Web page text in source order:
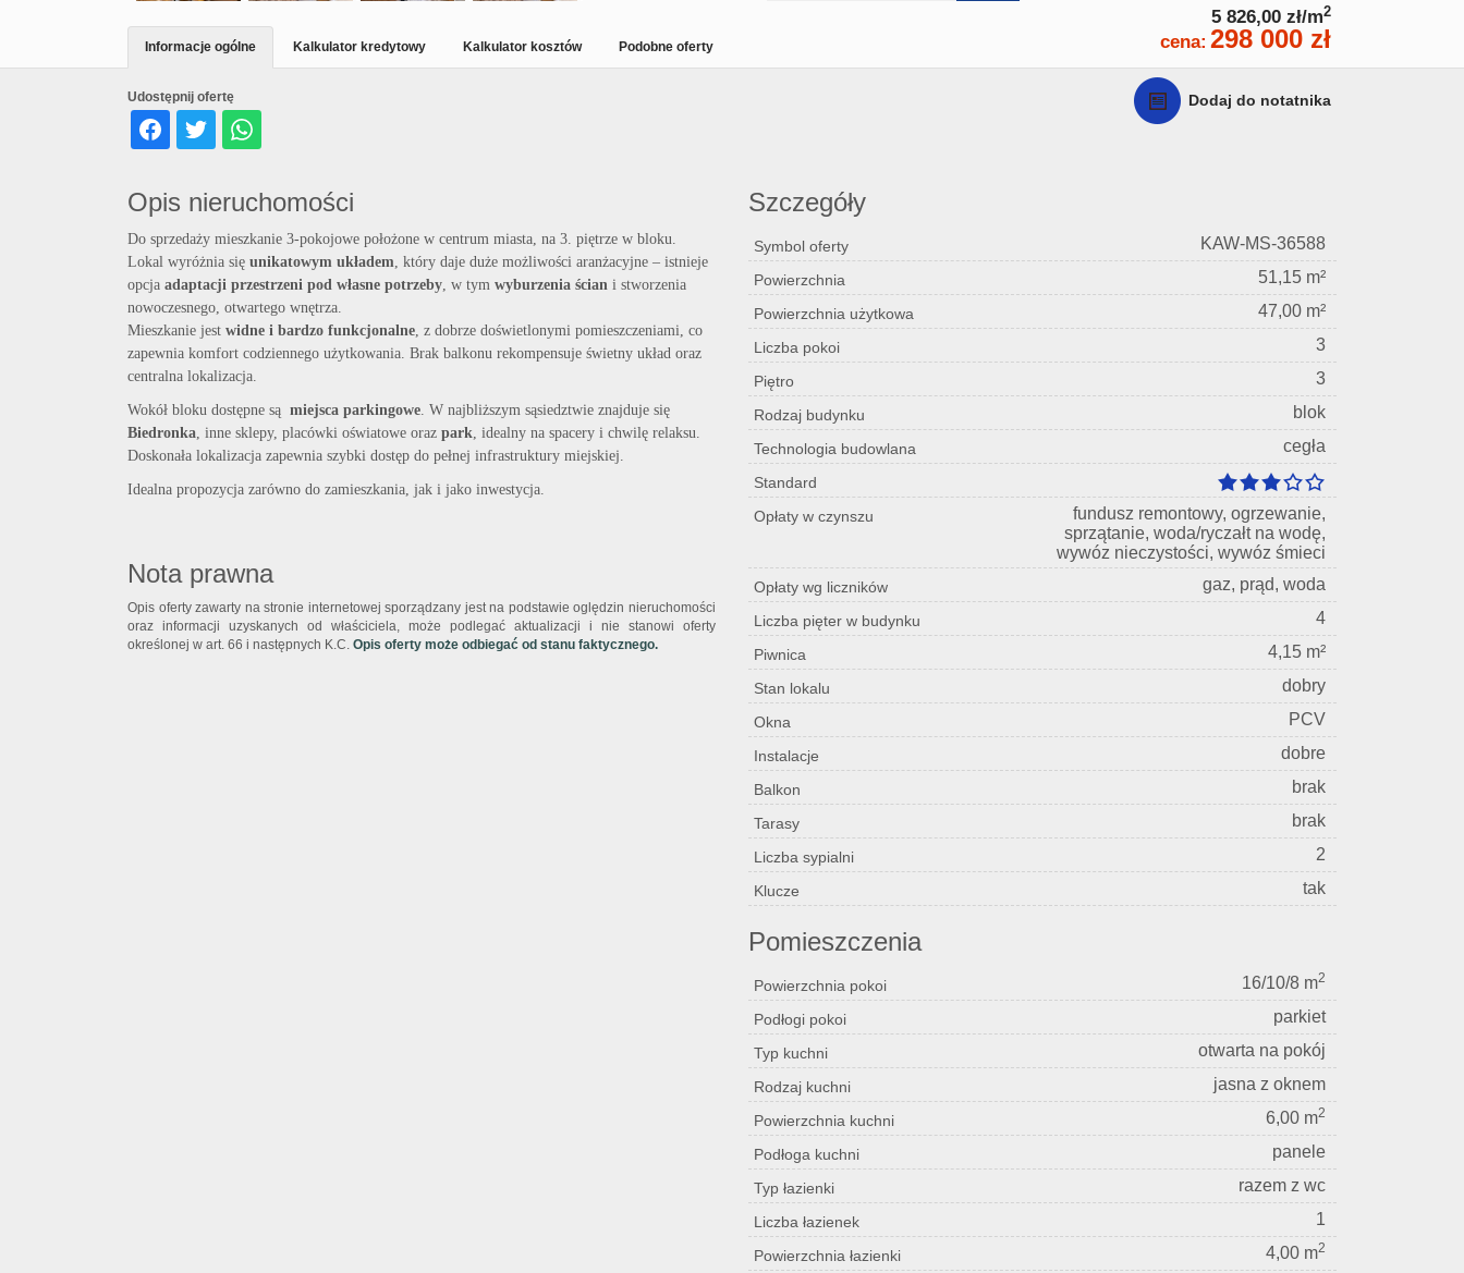
5 826,00 zł/m2
cena: 298 000 zł
Dodaj do notatnika
Udostępnij ofertę
Informacje ogólne Kalkulator kredytowy Kalkulator kosztów Podobne oferty
Opis nieruchomości
Do sprzedaży mieszkanie 3-pokojowe położone w centrum miasta, na 3. piętrze w bloku.
Lokal wyróżnia się unikatowym układem, który daje duże możliwości aranżacyjne – istnieje
opcja adaptacji przestrzeni pod własne potrzeby, w tym wyburzenia ścian i stworzenia
nowoczesnego, otwartego wnętrza.
Mieszkanie jest widne i bardzo funkcjonalne, z dobrze doświetlonymi pomieszczeniami, co
zapewnia komfort codziennego użytkowania. Brak balkonu rekompensuje świetny układ oraz
centralna lokalizacja.
Wokół bloku dostępne są miejsca parkingowe. W najbliższym sąsiedztwie znajduje się
Biedronka, inne sklepy, placówki oświatowe oraz park, idealny na spacery i chwilę relaksu.
Doskonała lokalizacja zapewnia szybki dostęp do pełnej infrastruktury miejskiej.
Idealna propozycja zarówno do zamieszkania, jak i jako inwestycja.
Nota prawna
Opis oferty zawarty na stronie internetowej sporządzany jest na podstawie oględzin nieruchomości
oraz informacji uzyskanych od właściciela, może podlegać aktualizacji i nie stanowi oferty
określonej w art. 66 i następnych K.C. Opis oferty może odbiegać od stanu faktycznego.
Szczegóły
Symbol oferty KAW-MS-36588
Powierzchnia 51,15 m²
Powierzchnia użytkowa 47,00 m²
Liczba pokoi 3
Piętro 3
Rodzaj budynku blok
Technologia budowlana cegła
Standard
Opłaty w czynszu
fundusz remontowy, ogrzewanie,
sprzątanie, woda/ryczałt na wodę,
wywóz nieczystości, wywóz śmieci
Opłaty wg liczników gaz, prąd, woda
Liczba pięter w budynku 4
Piwnica 4,15 m²
Stan lokalu dobry
Okna PCV
Instalacje dobre
Balkon brak
Tarasy brak
Liczba sypialni 2
Klucze tak
Pomieszczenia
Powierzchnia pokoi 16/10/8 m2
Podłogi pokoi parkiet
Typ kuchni otwarta na pokój
Rodzaj kuchni jasna z oknem
Powierzchnia kuchni 6,00 m2
Podłoga kuchni panele
Typ łazienki razem z wc
Liczba łazienek 1
Powierzchnia łazienki 4,00 m2